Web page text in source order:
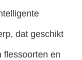
dat geschikt
flessoorten en